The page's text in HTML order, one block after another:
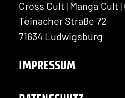
Cross Cult | Manga Cult |
Teinacher Straße 72
71634 Ludwigsburg
IMPRESSUM